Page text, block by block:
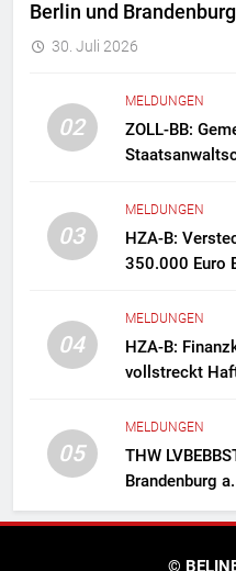
Berlin und Brandenburg
30. Juli 2026
02
MELDUNGEN
ZOLL-BB:
Zollfahndung
Drogenlabor
03
MELDUNGEN
HZA-B:
350.000 Euro
04
MELDUNGEN
HZA-B:
vollstreckt
05
MELDUNGEN
THW
Brandenburg
Spitze des
©